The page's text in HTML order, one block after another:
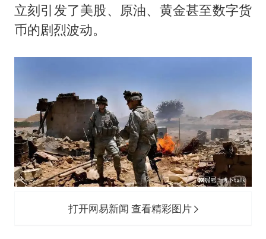
立刻引发了美股、原油、黄金甚至数字货
币的剧烈波动。
打开网易新闻 查看精彩图片